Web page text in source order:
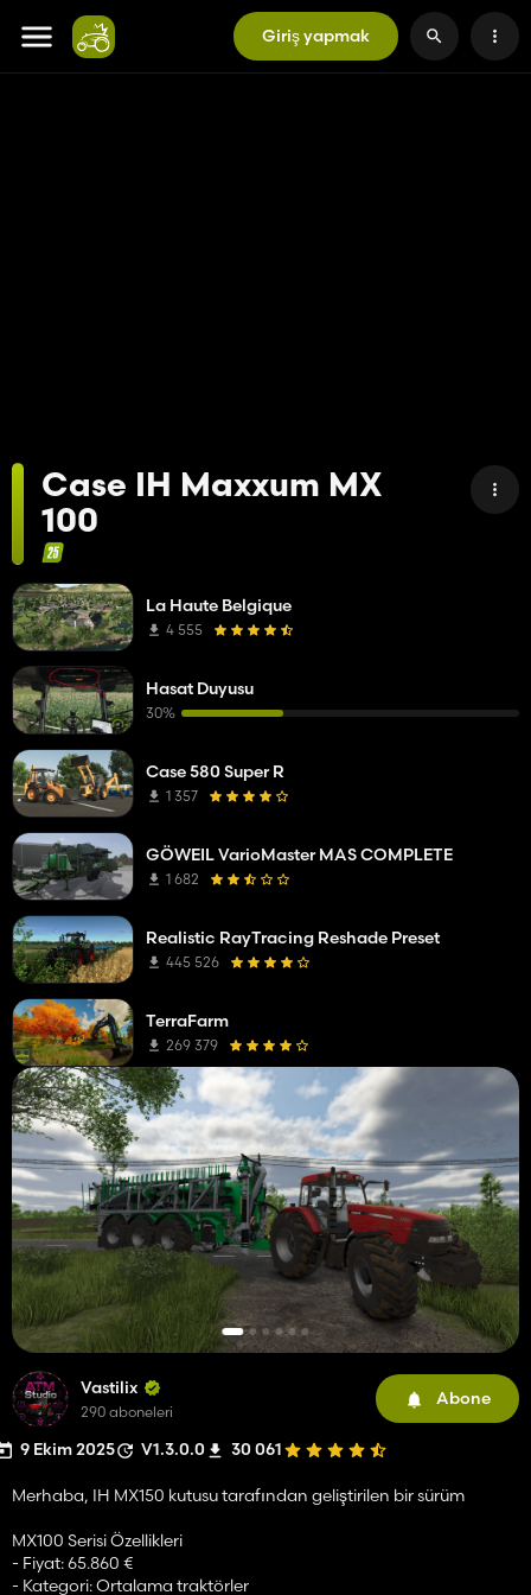
Giriş yapmak
Case IH Maxxum MX
100
Vastilix
290 aboneleri
Abone
9 Ekim 2025 V1.3.0.0 30 061
Merhaba, IH MX150 kutusu tarafından geliştirilen bir sürüm
MX100 Serisi Özellikleri
- Fiyat: 65.860 €
- Kategori: Ortalama traktörler
La Haute Belgique
4 555
Hasat Duyusu
30%
Case 580 Super R
1 357
GÖWEIL VarioMaster MAS COMPLETE
1 682
Realistic RayTracing Reshade Preset
445 526
TerraFarm
269 379